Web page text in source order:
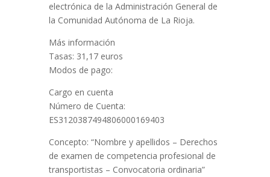
electrónica de la Administración General de
la Comunidad Autónoma de La Rioja.
Más información
Tasas: 31,17 euros
Modos de pago:
Cargo en cuenta
Número de Cuenta:
ES3120387494806000169403
Concepto: “Nombre y apellidos – Derechos
de examen de competencia profesional de
transportistas – Convocatoria ordinaria”